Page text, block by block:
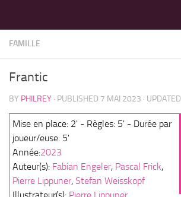
FAMILLE
Frantic
BY PHILREY · PUBLISHED 7 MAI 2023 · UPDATED
Mise en place: 2' - Règles: 5' - Durée par
joueur/euse: 5'
Année:2023
Auteur(s): Fabian Engeler, Pascal Frick,
Pierre Lippuner, Stefan Weisskopf